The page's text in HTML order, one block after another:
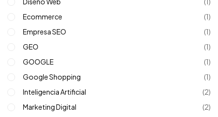
Ecommerce
(1)
Empresa SEO
(1)
GEO
(1)
GOOGLE
(1)
Google Shopping
(1)
Inteligencia Artificial
(2)
Marketing Digital
(2)